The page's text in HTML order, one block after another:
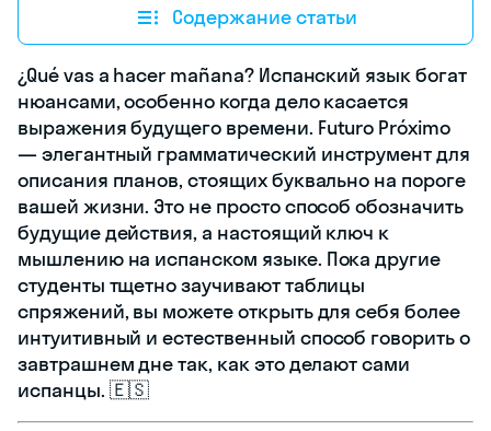
Содержание статьи
¿Qué vas a hacer mañana? Испанский язык богат
нюансами, особенно когда дело касается
выражения будущего времени. Futuro Próximo
— элегантный грамматический инструмент для
описания планов, стоящих буквально на пороге
вашей жизни. Это не просто способ обозначить
будущие действия, а настоящий ключ к
мышлению на испанском языке. Пока другие
студенты тщетно заучивают таблицы
спряжений, вы можете открыть для себя более
интуитивный и естественный способ говорить о
завтрашнем дне так, как это делают сами
испанцы. 🇪🇸